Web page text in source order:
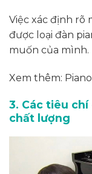
Việc xác định rõ
được loại đàn
muốn của mình.
Xem thêm: Piano
3. Các tiêu
chất lượng